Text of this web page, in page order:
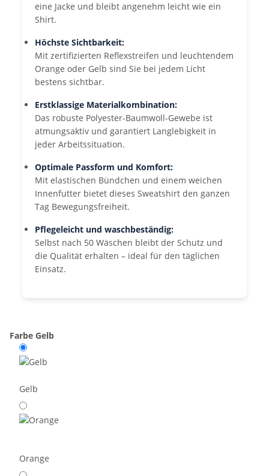
eine Jacke und bleibt angenehm leicht wie ein
Shirt.
Höchste Sichtbarkeit:
Mit zertifizierten Reflexstreifen und leuchtendem
Orange oder Gelb sind Sie bei jedem Licht
bestens sichtbar.
Erstklassige Materialkombination:
Das robuste Polyester-Baumwoll-Gewebe ist
atmungsaktiv und garantiert Langlebigkeit in
jeder Arbeitssituation.
Optimale Passform und Komfort:
Mit elastischen Bündchen und einem weichen
Innenfutter bietet dieses Sweatshirt den ganzen
Tag Bewegungsfreiheit.
Pflegeleicht und waschbeständig:
Selbst nach 50 Wäschen bleibt der Schutz und
die Qualität erhalten – ideal für den täglichen
Einsatz.
Farbe Gelb
Gelb
Orange